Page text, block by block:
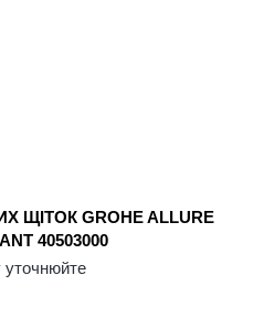
ЩІТОК GROHE ALLURE
40503000
уточнюйте